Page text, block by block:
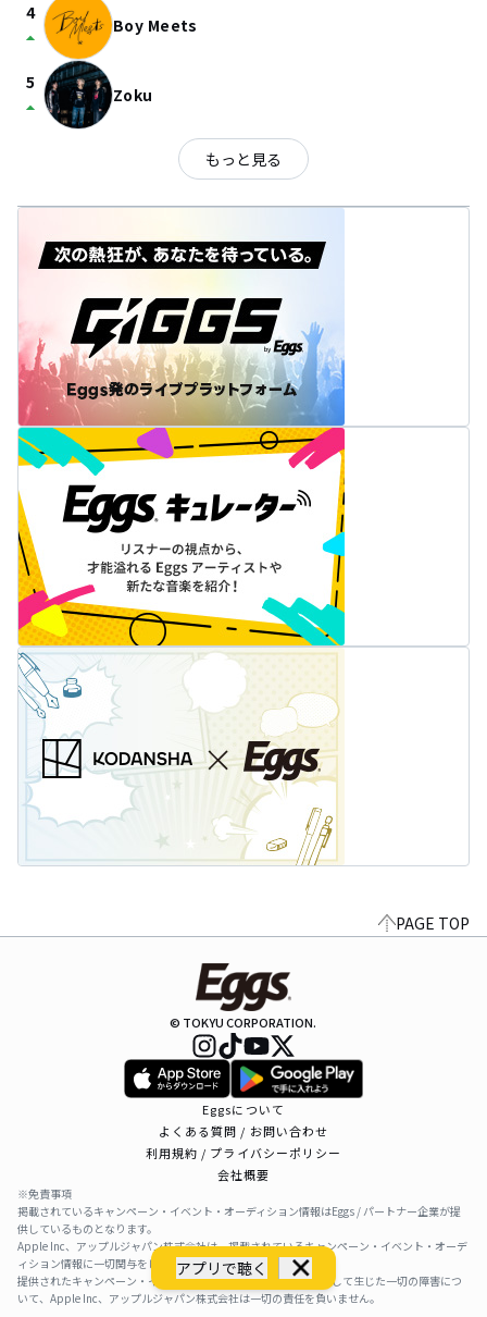
アプリで聴く
4
arrow_drop_up Boy Meets
5
arrow_drop_up Zoku
もっと見る
PAGE TOP
© TOKYU CORPORATION.
Eggsについて
よくある質問 / お問い合わせ
利用規約 / プライバシーポリシー
会社概要
※免責事項
掲載されているキャンペーン・イベント・オーディション情報はEggs / パートナー企業が提
供しているものとなります。
Apple Inc、アップルジャパン株式会社は、掲載されているキャンペーン・イベント・オーデ
ィション情報に一切関与をしておりません。
提供されたキャンペーン・イベント・オーディション情報を利用して生じた一切の障害につ
いて、Apple Inc、アップルジャパン株式会社は一切の責任を負いません。